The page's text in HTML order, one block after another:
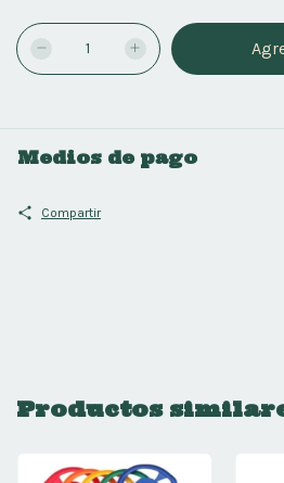
Medios de pago
Compartir
Productos